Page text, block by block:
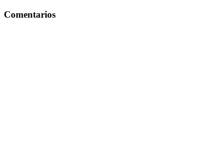
Comentarios